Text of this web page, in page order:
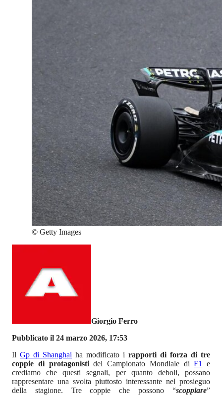
© Getty Images
Giorgio Ferro
Pubblicato il 24 marzo 2026, 17:53
Il Gp di Shanghai ha modificato i rapporti di forza di tre
coppie di protagonistidel Campionato Mondiale diF1
e
crediamo che questi segnali, per quanto deboli, possano
rappresentare una svolta piuttosto interessante nel prosieguo
della stagione. Tre coppie che possono “scoppiare”